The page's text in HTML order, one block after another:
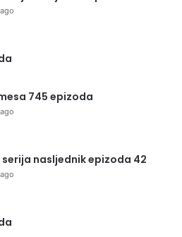
745 epizoda
serija nasljednik epizoda 42